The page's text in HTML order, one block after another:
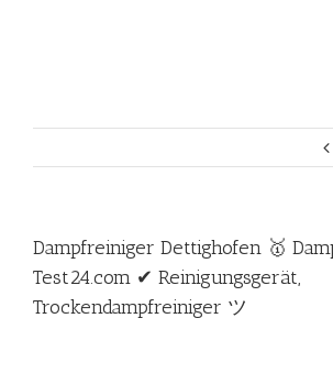
Dampfreiniger Dettighofen 🥇
Test24.com ✔ Reinigungsgerät,
Trockendampfreiniger ツ